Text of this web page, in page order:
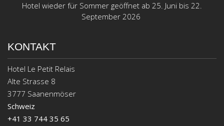
Hotel wieder für Sommer geöffnet ab 25. Juni bis 22.
September 2026
KONTAKT
Hotel Le Petit Relais
Alte Strasse 8
3777 Saanenmöser
Schweiz
+41 33 744 35 65